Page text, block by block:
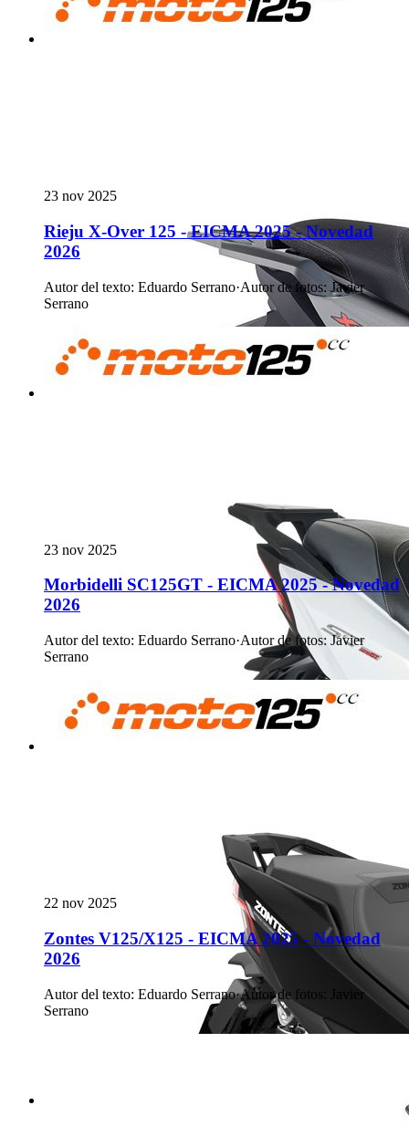
23 nov 2025
Rieju X-Over 125 - EICMA 2025 - Novedad
2026
Autor del texto: Eduardo Serrano·Autor de fotos: Javier
Serrano
23 nov 2025
Morbidelli SC125GT - EICMA 2025 - Novedad
2026
Autor del texto: Eduardo Serrano·Autor de fotos: Javier
Serrano
22 nov 2025
Zontes V125/X125 - EICMA 2025 - Novedad
2026
Autor del texto: Eduardo Serrano·Autor de fotos
Javier
Serrano